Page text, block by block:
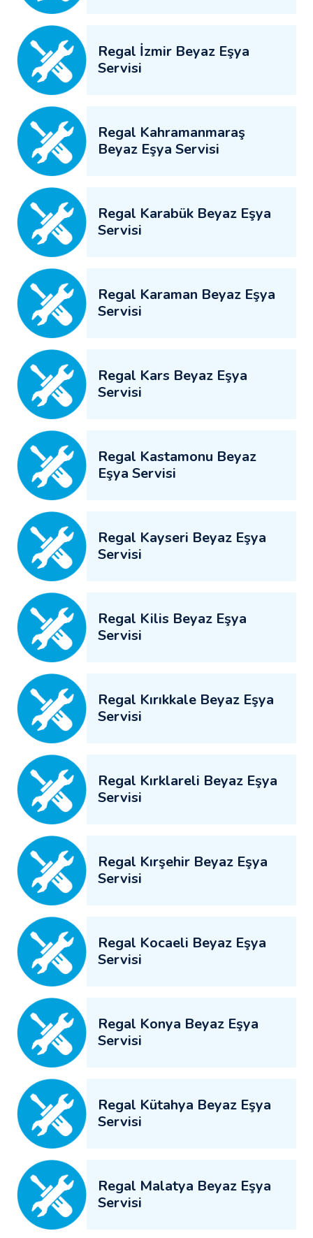
Regal İzmir Beyaz Eşya
Servisi
Regal Kahramanmaraş
Beyaz Eşya Servisi
Regal Karabük Beyaz Eşya
Servisi
Regal Karaman Beyaz Eşya
Servisi
Regal Kars Beyaz Eşya
Servisi
Regal Kastamonu Beyaz
Eşya Servisi
Regal Kayseri Beyaz Eşya
Servisi
Regal Kilis Beyaz Eşya
Servisi
Regal Kırıkkale Beyaz Eşya
Servisi
Regal Kırklareli Beyaz Eşya
Servisi
Regal Kırşehir Beyaz Eşya
Servisi
Regal Kocaeli Beyaz Eşya
Servisi
Regal Konya Beyaz Eşya
Servisi
Regal Kütahya Beyaz Eşya
Servisi
Regal Malatya Beyaz Eşya
Servisi